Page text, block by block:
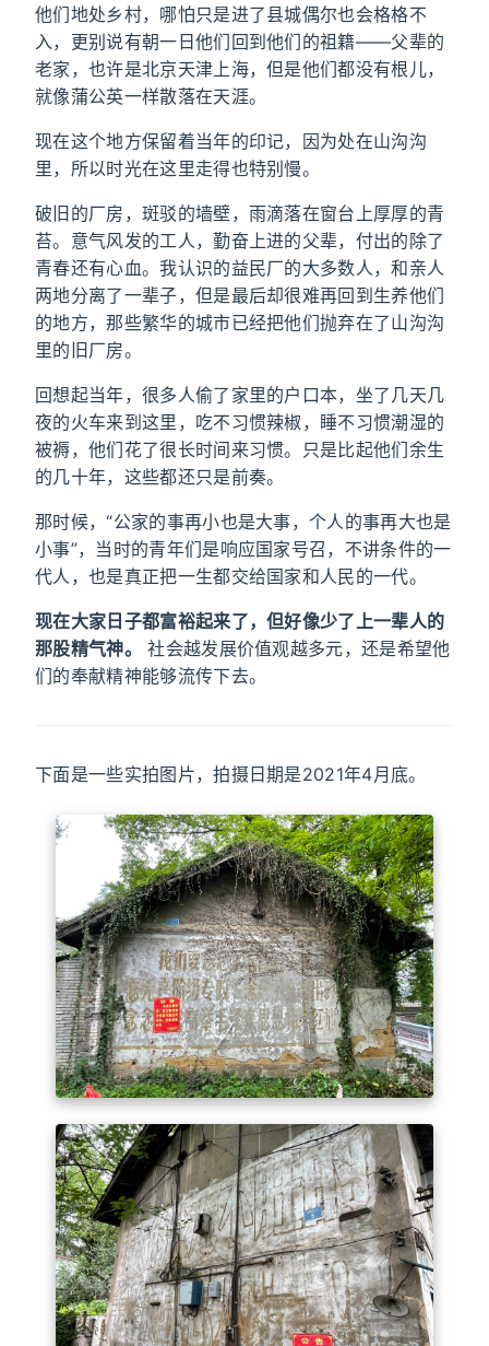
他们地处乡村，哪怕只是进了县城偶尔也会格格不
入，更别说有朝一日他们回到他们的祖籍——父辈的
老家，也许是北京天津上海，但是他们都没有根儿，
就像蒲公英一样散落在天涯。
现在这个地方保留着当年的印记，因为处在山沟沟
里，所以时光在这里走得也特别慢。
破旧的厂房，斑驳的墙壁，雨滴落在窗台上厚厚的青
苔。意气风发的工人，勤奋上进的父辈，付出的除了
青春还有心血。我认识的益民厂的大多数人，和亲人
两地分离了一辈子，但是最后却很难再回到生养他们
的地方，那些繁华的城市已经把他们抛弃在了山沟沟
里的旧厂房。
回想起当年，很多人偷了家里的户口本，坐了几天几
夜的火车来到这里，吃不习惯辣椒，睡不习惯潮湿的
被褥，他们花了很长时间来习惯。只是比起他们余生
的几十年，这些都还只是前奏。
那时候，“公家的事再小也是大事，个人的事再大也是
小事”，当时的青年们是响应国家号召，不讲条件的一
代人，也是真正把一生都交给国家和人民的一代。
现在大家日子都富裕起来了，但好像少了上一辈人的
那股精气神。
社会越发展价值观越多元，还是希望他
们的奉献精神能够流传下去。
下面是一些实拍图片，拍摄日期是2021年4月底。